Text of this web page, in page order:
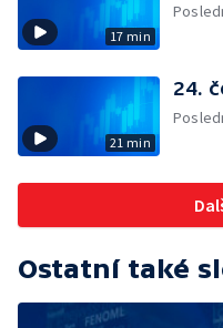
17 min
21 min
24.
Ostatní také